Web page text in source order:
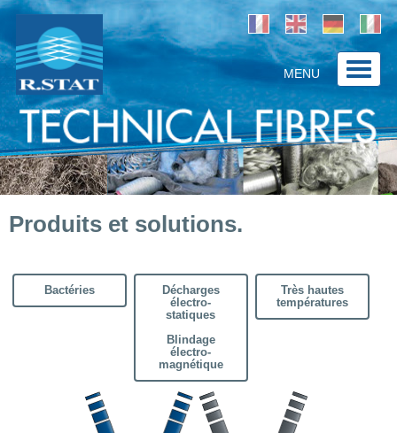
MENU
Accueil
Société
Produits et Solutions
Applications
Produits et solutions.
Bactéries
Décharges
électro-
statiques
Blindage
électro-
magnétique
Très hautes
températures